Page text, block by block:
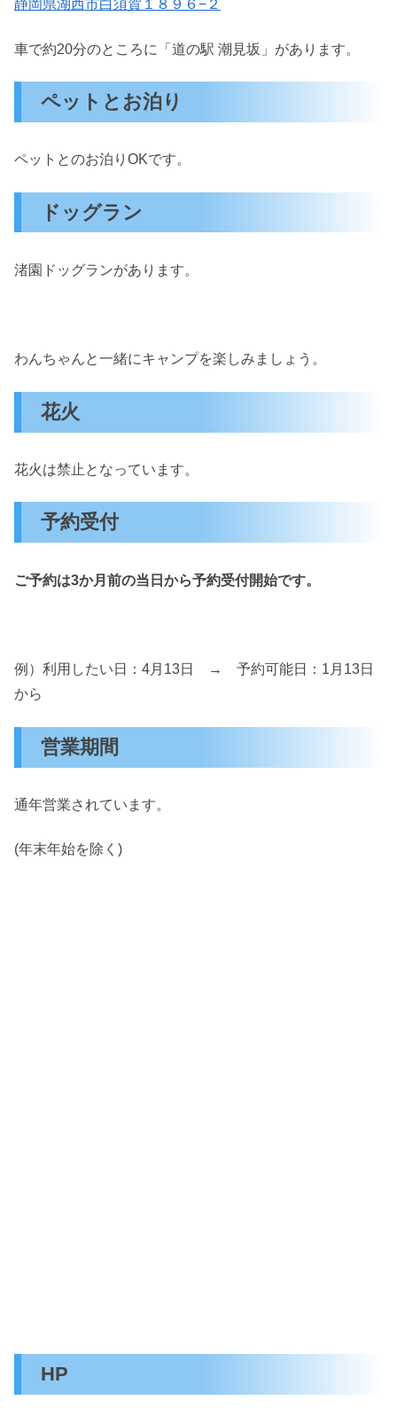
静岡県湖西市白須賀１８９６−２
車で約20分のところに「道の駅 潮見坂」があります。
ペットとお泊り
ペットとのお泊りOKです。
ドッグラン
渚園ドッグランがあります。
わんちゃんと一緒にキャンプを楽しみましょう。
花火
花火は禁止となっています。
予約受付
ご予約は3か月前の当日から予約受付開始です。
例）利用したい日：4月13日 → 予約可能日：1月13日
から
営業期間
通年営業されています。
(年末年始を除く)
HP